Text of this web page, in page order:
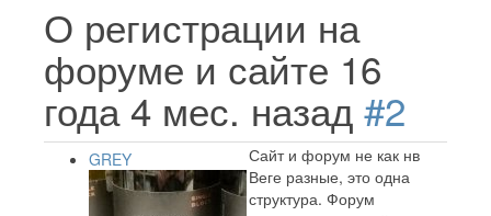
О регистрации на
форуме и сайте 16
года 4 мес. назад #2
GREY
Сайт и форум не как нв
Веге разные, это одна
структура. Форум